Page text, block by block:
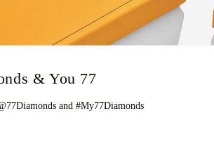
77 Diamonds & You
and #My77Diamonds